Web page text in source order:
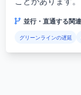
並行・直通する関
グリーンラインの遅延